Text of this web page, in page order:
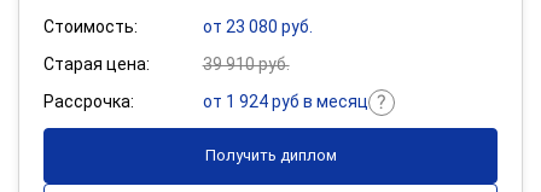
Стоимость:
от 23 080 руб.
Старая цена:
39 910 руб.
Рассрочка:
от 1 924 руб в месяц
Получить диплом